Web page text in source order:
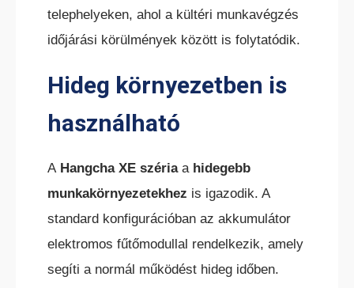
telephelyeken, ahol a kültéri munkavégzés
időjárási körülmények között is folytatódik.
Hideg környezetben is
használható
A Hangcha XE szériaa hidegebb
munkakörnyezetekhez is igazodik. A
standard konfigurációban az akkumulátor
elektromos fűtőmodullal rendelkezik, amely
segíti a normál működést hideg időben.